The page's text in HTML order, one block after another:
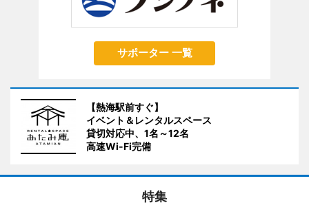
サポーター 一覧
【熱海駅前すぐ】
イベント＆レンタルスペース
貸切対応中、1名～12名
高速Wi-Fi完備
特集